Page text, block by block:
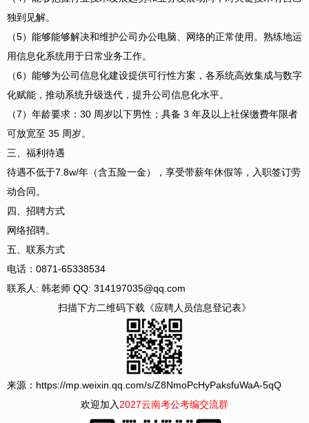
独到见解。
（5）能够能够解决和维护公司办公电脑、网络的正常使用。熟练地运
用信息化系统用于日常业务工作。
（6）能够为公司信息化建设提供可行性方案，各系统高效集成与数字
化赋能，推动系统升级迭代，提升公司信息化水平。
（7）年龄要求：30 周岁以下男性；具备 3 年及以上社保缴费年限者
可放宽至 35 周岁。
三、福利待遇
待遇不低于7.8w/年（含五险一金），享受带薪年休假等，入职签订劳
动合同。
四、招聘方式
网络招聘。
五、联系方式
电话：0871-65338534
联系人: 韩老师 QQ: 314197035@qq.com
扫描下方二维码下载《应聘人员信息登记表》
来源：https://mp.weixin.qq.com/s/Z8NmoPcHyPaksfuWaA-5qQ
欢迎加入 2027云南考公考编交流群